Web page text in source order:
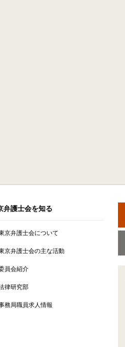
弁護士会を知る
京弁護士会について
京弁護士会の主な活動
員会紹介
律研究部
務局職員求人情報